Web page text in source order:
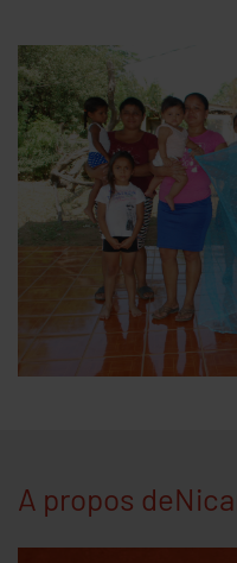
A propos
has approved or
Analytics,
Analytics
ad-disable-AW-
whether the user
ga-disable-UA-
whether the user